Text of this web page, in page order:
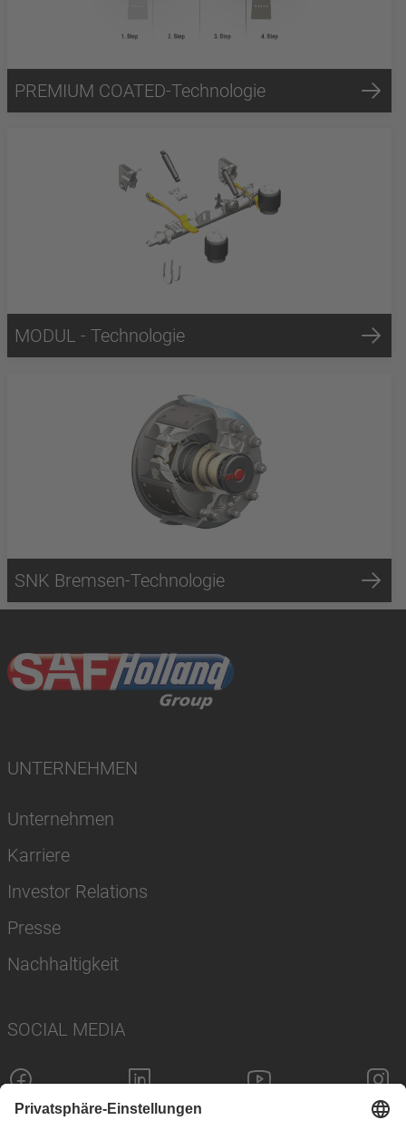
PREMIUM COATED-Technologie
MODUL - Technologie
SNK Bremsen-Technologie
UNTERNEHMEN
Unternehmen
Karriere
Investor Relations
Presse
Nachhaltigkeit
SOCIAL MEDIA